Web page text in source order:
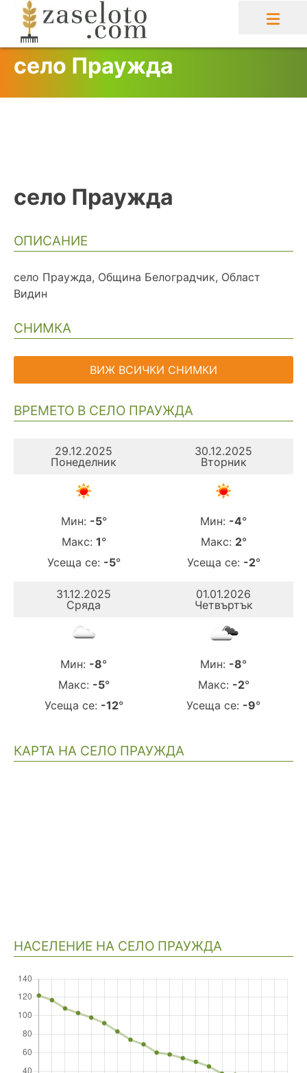
content
село Праужда
село Праужда
ОПИСАНИЕ
село Праужда, Община Белоградчик, Област
Видин
СНИМКА
ВИЖ ВСИЧКИ СНИМКИ
ВРЕМЕТО В СЕЛО ПРАУЖДА
29.12.2025
Понеделник
Мин: -5°
Макс: 1°
Усеща се: -5°
30.12.2025
Вторник
Мин: -4°
Макс: 2°
Усеща се: -2°
31.12.2025
Сряда
Мин: -8°
Макс: -5°
Усеща се: -12°
01.01.2026
Четвъртък
Мин: -8°
Макс: -2°
Усеща се: -9°
КАРТА НА СЕЛО ПРАУЖДА
НАСЕЛЕНИЕ НА СЕЛО ПРАУЖДА